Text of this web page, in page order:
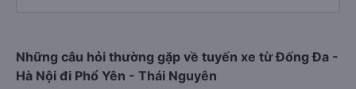
Những câu hỏi thường gặp về tuyến xe từ Đống Đa -
Hà Nội đi Phổ Yên - Thái Nguyên